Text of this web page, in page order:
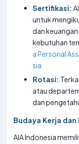
Sertifikasi:
untuk
dan
kebutuhan
a Personal
sia
Rotasi:
atau
dan
Budaya Kerja
AIA Indonesia